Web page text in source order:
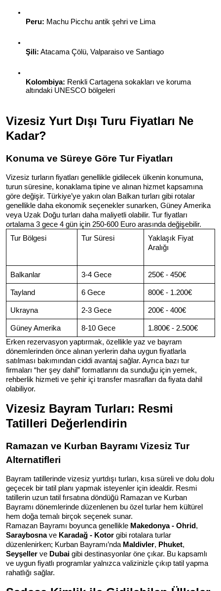
Peru: Machu Picchu antik şehri ve Lima
Şili: Atacama Çölü, Valparaiso ve Santiago
Kolombiya: Renkli Cartagena sokakları ve koruma
altındaki UNESCO bölgeleri
Vizesiz Yurt Dışı Turu Fiyatları Ne
Kadar?
Konuma ve Süreye Göre Tur Fiyatları
Vizesiz turların fiyatları genellikle gidilecek ülkenin konumuna,
turun süresine, konaklama tipine ve alınan hizmet kapsamına
göre değişir. Türkiye’ye yakın olan Balkan turları gibi rotalar
genellikle daha ekonomik seçenekler sunarken, Güney Amerika
veya Uzak Doğu turları daha maliyetli olabilir. Tur fiyatları
ortalama 3 gece 4 gün için 250-600 Euro arasında değişebilir.
Tur Bölgesi
Tur Süresi
Yaklaşık Fiyat
Aralığı
Balkanlar 3-4 Gece 250€ - 450€
Tayland 6 Gece 800€ - 1.200€
Ukrayna 2-3 Gece 200€ - 400€
Güney Amerika 8-10 Gece
1.800€ - 2.500€
Erken rezervasyon yaptırmak, özellikle yaz ve bayram
dönemlerinden önce alınan yerlerin daha uygun fiyatlarla
satılması bakımından ciddi avantaj sağlar. Ayrıca bazı tur
firmaları “her şey dahil” formatlarını da sunduğu için yemek,
rehberlik hizmeti ve şehir içi transfer masrafları da fiyata dahil
olabiliyor.
Vizesiz Bayram Turları: Resmi
Tatilleri Değerlendirin
Ramazan ve Kurban Bayramı Vizesiz Tur
Alternatifleri
Bayram tatillerinde vizesiz yurtdışı turları, kısa süreli ve dolu dolu
geçecek bir tatil planı yapmak isteyenler için idealdir. Resmi
tatillerin uzun tatil fırsatına döndüğü Ramazan ve Kurban
Bayramı dönemlerinde düzenlenen bu özel turlar hem kültürel
hem doğa temalı birçok seçenek sunar.
Ramazan Bayramı boyunca genellikle Makedonya - Ohrid
Saraybosna ve Karadağ - Kotor gibi rotalara turlar
düzenlenirken; Kurban Bayramı’nda Maldivler, Phuket
Seyşeller ve Dubai gibi destinasyonlar öne çıkar. Bu kapsamlı
ve uygun fiyatlı programlar yalnızca valizinizle çıkıp tatil yapma
rahatlığı sağlar.